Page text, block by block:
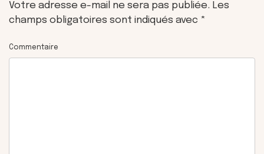
Votre adresse e-mail ne sera pas publiée. Les
champs obligatoires sont indiqués avec *
Commentaire